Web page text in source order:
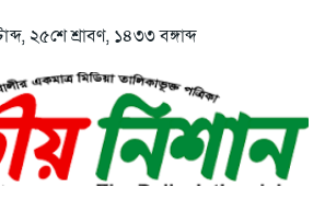
২৫শে শ্রাবণ, ১৪৩৩ বঙ্গাব্দ